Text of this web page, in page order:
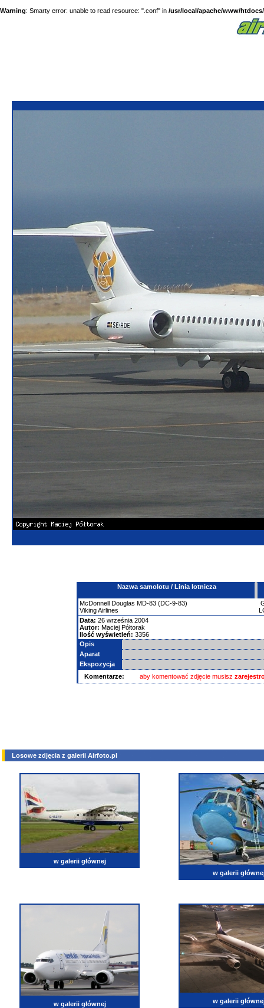
Warning: Smarty error: unable to read resource: ".conf" in /usr/local/apache/www/
Nazwa samolotu / Linia lotnicza
McDonnell Douglas MD-83 (DC-9-83)
Viking Airlines
Data: 26 września 2004
Autor: Maciej Półtorak
Ilość wyświetleń: 3356
Opis
Aparat
Ekspozycja
Komentarze:
aby komentować zdjęcie musisz
Losowe zdjęcia z galerii Airfoto.pl
w galerii głównej
w galerii
w galerii głównej w galerii